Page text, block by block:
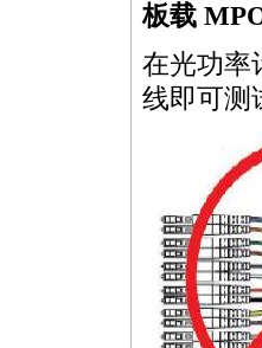
板载
在光功率
线即可测